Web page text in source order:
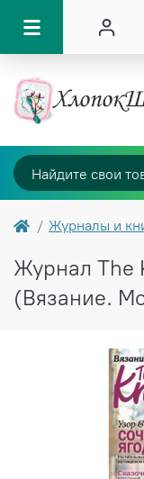
Журналы и
Журнал
(Вязание.